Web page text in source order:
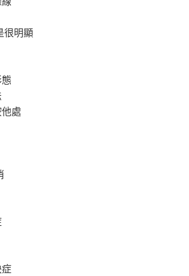
很明顯
處